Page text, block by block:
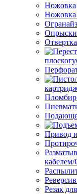
Ножовка
Ножовка
Привод
Резак